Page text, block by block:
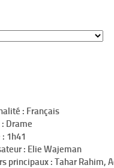
: Français
: Drame
1h41
: Elie Wajeman
principaux : Tahar Rahim,